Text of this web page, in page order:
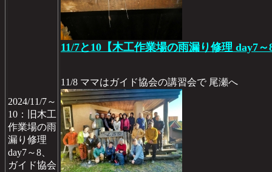
2024/11/7～
10：旧木工
作業場の雨
漏り修理
day7～8、
ガイド協会
11/7と10【木工作業場の雨漏り修理 day7～
11/8 ママはガイド協会の講習会で 尾瀬へ